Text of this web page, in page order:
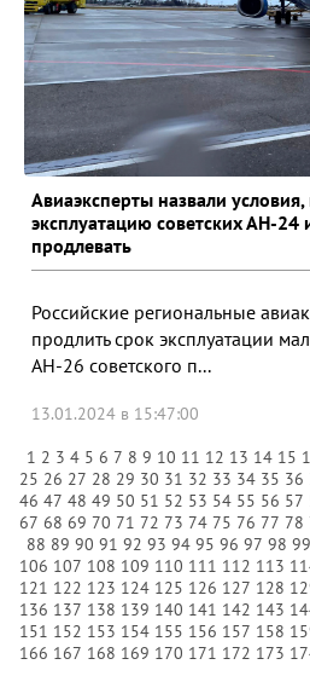
Авиаэксперты назвали
эксплуатацию советских АН-
продлевать
Российские региональные
продлить срок эксплуатации
АН-26 советского п...
13.01.2024 в 15:47:00
1 2 3 4 5 6 7 8 9 10 11 12 13 14 15
25 26 27 28 29 30 31 32 33 34 35 36
46 47 48 49 50 51 52 53 54 55 56 57
67 68 69 70 71 72 73 74 75 76 77 78
88 89 90 91 92 93 94 95 96 97 98 99
106 107 108 109 110 111 112 113
121 122 123 124 125 126 127 128
136 137 138 139 140 141 142 143
151 152 153 154 155 156 157 158
166 167 168 169 170 171 172 173